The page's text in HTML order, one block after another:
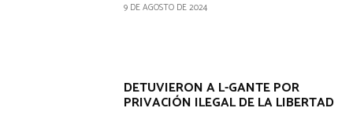
9 DE AGOSTO DE 2024
DETUVIERON A L-GANTE POR
PRIVACIÓN ILEGAL DE LA LIBERTAD